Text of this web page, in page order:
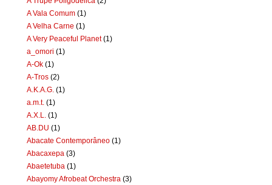
A Vala Comum (1)
A Velha Carne (1)
A Very Peaceful Planet (1)
a_omori (1)
A-Ok (1)
A-Tros (2)
A.K.A.G. (1)
a.m.t. (1)
A.X.L.
(1)
AB.DU (1)
Abacate Contemporâneo (1)
Abacaxepa (3)
Abaetetuba (1)
Abayomy Afrobeat Orchestra (3)